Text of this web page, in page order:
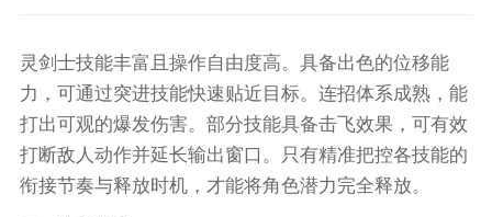
灵剑士技能丰富且操作自由度高。具备出色的位移能
力，可通过突进技能快速贴近目标。连招体系成熟，能
打出可观的爆发伤害。部分技能具备击飞效果，可有效
打断敌人动作并延长输出窗口。只有精准把控各技能的
衔接节奏与释放时机，才能将角色潜力完全释放。